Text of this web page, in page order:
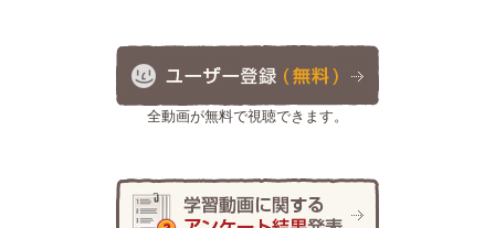
全動画が無料で視聴できます。